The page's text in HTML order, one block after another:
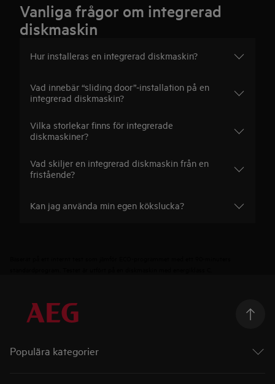
Vanliga frågor om integrerad
diskmaskin
Hur installeras en integrerad diskmaskin?
Vad innebär “sliding door”-installation på en
integrerad diskmaskin?
Vilka storlekar finns för integrerade
diskmaskiner?
Vad skiljer en integrerad diskmaskin från en
fristående?
Kan jag använda min egen kökslucka?
Populära kategorier